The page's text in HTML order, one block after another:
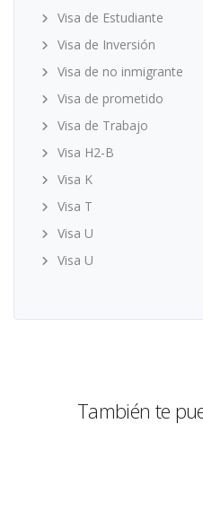
Visa de Estudiante
Visa de Inversión
Visa de no inmigrante
Visa de prometido
Visa de Trabajo
Visa H2-B
Visa K
Visa T
Visa U
Visa U
También te